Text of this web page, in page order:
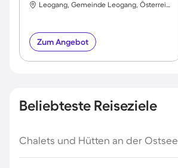
Leogang, Gemeinde Leogang, Österreich
Zum Angebot
Beliebteste Reiseziele
Chalets und Hütten an der Ostsee